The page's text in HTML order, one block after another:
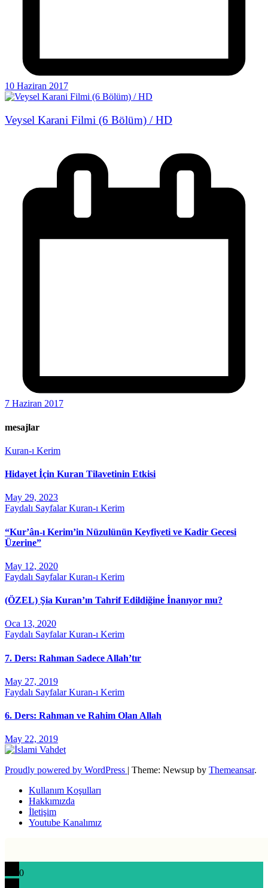
10 Haziran 2017
Veysel Karani Filmi (6 Bölüm) / HD
7 Haziran 2017
mesajlar
Kuran-ı Kerim
Hidayet İçin Kuran Tilavetinin Etkisi
May 29, 2023
Faydalı SayfalarKuran-ı Kerim
“Kur’ân-ı Kerim’in Nüzulünün Keyfiyeti ve Kadir Gecesi
Üzerine”
May 12, 2020
Faydalı SayfalarKuran-ı Kerim
(ÖZEL) Şia Kuran’ın Tahrif Edildiğine İnanıyor mu?
Oca 13, 2020
Faydalı SayfalarKuran-ı Kerim
7. Ders: Rahman Sadece Allah’tır
May 27, 2019
Faydalı SayfalarKuran-ı Kerim
6. Ders: Rahman ve Rahim Olan Allah
May 22, 2019
Proudly powered by WordPress Theme: Newsup by Themeansar.
Kullanım Koşulları
Hakkımızda
İletişim
Youtube Kanalımız
0